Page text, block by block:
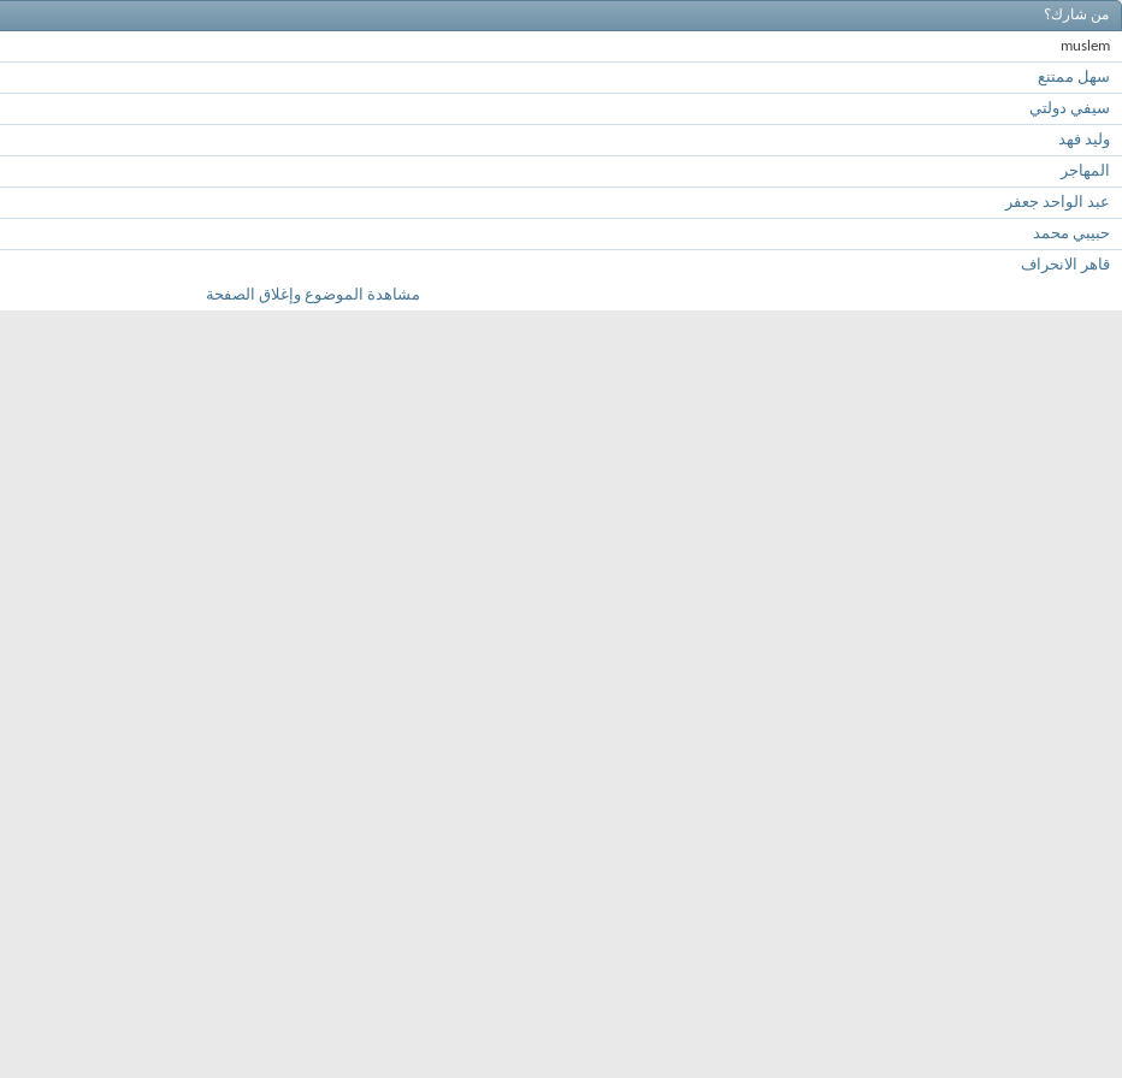
من شارك؟
muslem
سهل ممتنع
سيفي دولتي
وليد فهد
المهاجر
عبد الواحد جعفر
حبيبي محمد
قاهر الانحراف
مشاهدة الموضوع وإغلاق الصفحة